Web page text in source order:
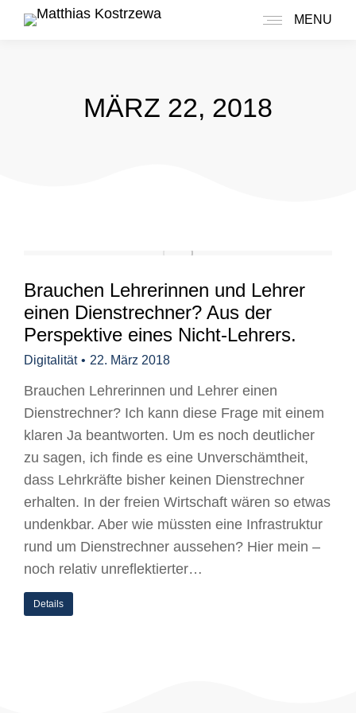
MENU
MÄRZ 22, 2018
Brauchen Lehrerinnen und Lehrer
einen Dienstrechner? Aus der
Perspektive eines Nicht-Lehrers.
Digitalität 22. März 2018
Brauchen Lehrerinnen und Lehrer einen
Dienstrechner? Ich kann diese Frage mit einem
klaren Ja beantworten. Um es noch deutlicher
zu sagen, ich finde es eine Unverschämtheit,
dass Lehrkräfte bisher keinen Dienstrechner
erhalten. In der freien Wirtschaft wären so etwas
undenkbar. Aber wie müssten eine Infrastruktur
rund um Dienstrechner aussehen? Hier mein –
noch relativ unreflektierter…
Details